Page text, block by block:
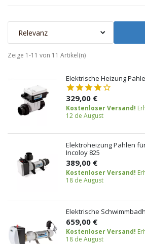
Relevanz
Zeige 1-11 von 11 Artikel(n)
Elektrische Heizung
329,00 €
Kostenloser Versand!
12 de August
Elektroheizung Pahlen
Incoloy 825
389,00 €
Kostenloser Versand!
18 de August
Elektrische
659,00 €
Kostenloser Versand!
18 de August